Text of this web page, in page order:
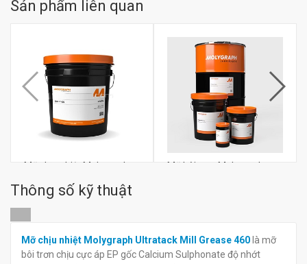
Sản phẩm liên quan
Mỡ chịu nhiệt Molygraph
0đ
Mỡ bôi trơn Molygraph
0
Thông số kỹ thuật
Mỡ chịu nhiệt Molygraph Ultratack Mill Grease 460 là mỡ
bôi trơn chịu cực áp EP gốc Calcium Sulphonate độ nhớt